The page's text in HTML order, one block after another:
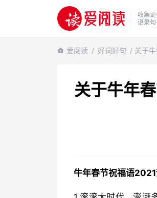
收集
语录
爱阅读 / 好词好句 / 关于
关于牛年
牛年春节祝福语